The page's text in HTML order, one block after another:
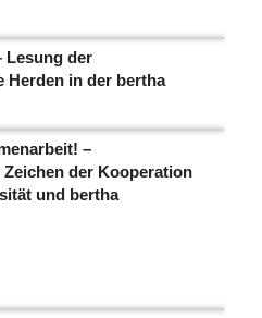
Lesung der
Herden in der bertha
–
der Kooperation
und bertha